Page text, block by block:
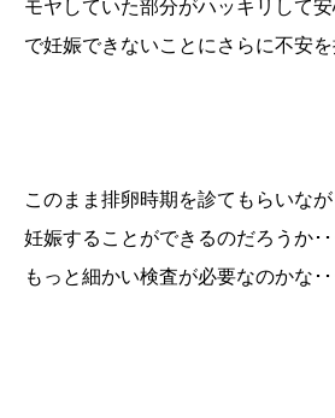
モヤしていた部分がハッキリして
で妊娠できないことにさらに不安を
このまま排卵時期を診てもらいな
妊娠することができるのだろうか･･
もっと細かい検査が必要なのかな･･